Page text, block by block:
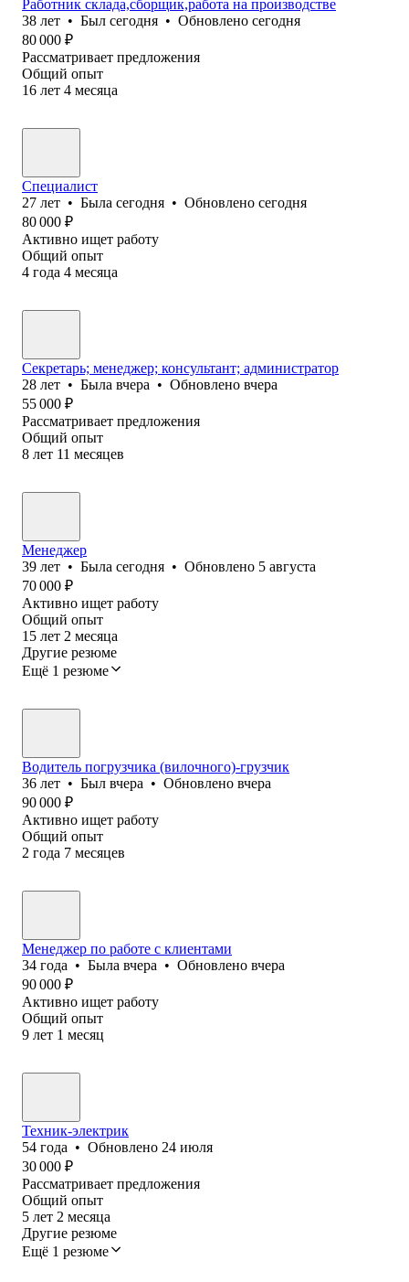
Работник склада,сборщик,работа на производстве
38 лет • Был сегодня • Обновлено сегодня
80 000 ₽
Рассматривает предложения
Общий опыт
16 лет 4 месяца
Специалист
27 лет • Была сегодня • Обновлено сегодня
80 000 ₽
Активно ищет работу
Общий опыт
4 года 4 месяца
Секретарь; менеджер; консультант; администратор
28 лет • Была вчера • Обновлено вчера
55 000 ₽
Рассматривает предложения
Общий опыт
8 лет 11 месяцев
Менеджер
39 лет • Была сегодня • Обновлено 5 августа
70 000 ₽
Активно ищет работу
Общий опыт
15 лет 2 месяца
Другие резюме
Ещё 1 резюме
Водитель погрузчика (вилочного)-грузчик
36 лет • Был вчера • Обновлено вчера
90 000 ₽
Активно ищет работу
Общий опыт
2 года 7 месяцев
Менеджер по работе с клиентами
34 года • Была вчера • Обновлено вчера
90 000 ₽
Активно ищет работу
Общий опыт
9 лет 1 месяц
Техник-электрик
54 года • Обновлено 24 июля
30 000 ₽
Рассматривает предложения
Общий опыт
5 лет 2 месяца
Другие резюме
Ещё 1 резюме